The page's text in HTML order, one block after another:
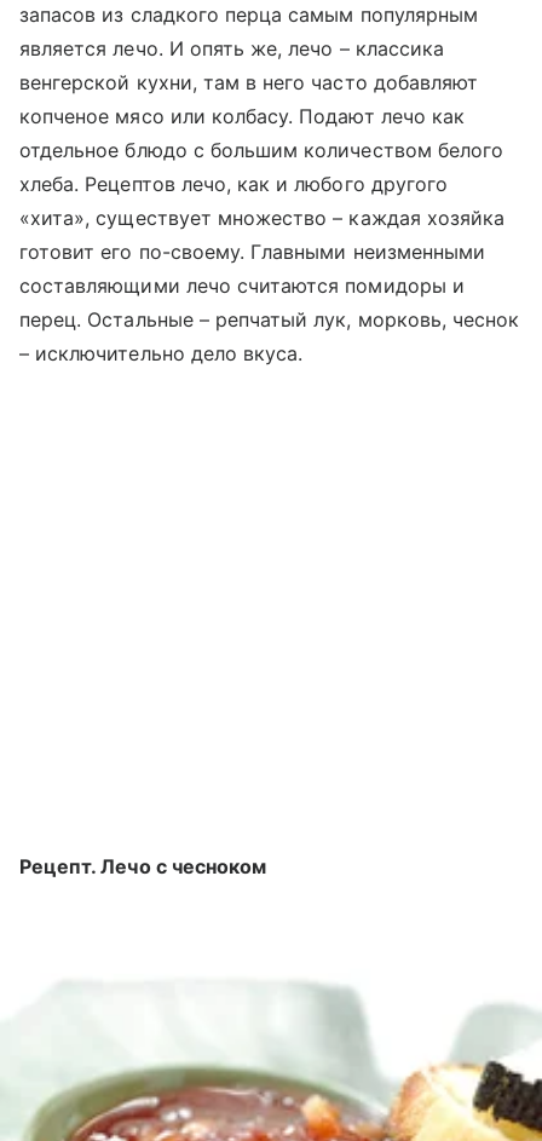
запасов из сладкого перца самым популярным
является лечо. И опять же, лечо – классика
венгерской кухни, там в него часто добавляют
копченое мясо или колбасу. Подают лечо как
отдельное блюдо с большим количеством белого
хлеба. Рецептов лечо, как и любого другого
«хита», существует множество – каждая хозяйка
готовит его по-своему. Главными неизменными
составляющими лечо считаются помидоры и
перец. Остальные – репчатый лук, морковь, чеснок
– исключительно дело вкуса.
Рецепт. Лечо с чесноком